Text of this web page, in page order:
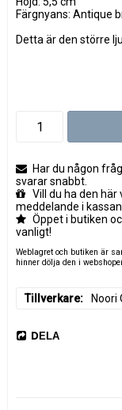
Färgnyans: Antique
Detta är den större
Har du någon
svarar snabbt.
Vill du ha den
meddelande i
Öppet i butiken
vanligt!
Weblagret och butiken är
hinner dölja den i
Tillverkare Noori
DELA